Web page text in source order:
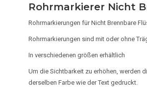
Rohrmarkierer Nicht
Rohrmarkierungen für Nicht Brennbare
Rohrmarkierungen sind mit oder ohne
In verschiedenen größen erhältlich
Um die Sichtbarkeit zu erhöhen, werden
derselben Farbe wie der Text gedruckt.